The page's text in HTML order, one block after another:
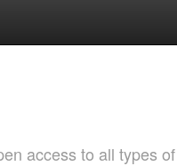
access to all types